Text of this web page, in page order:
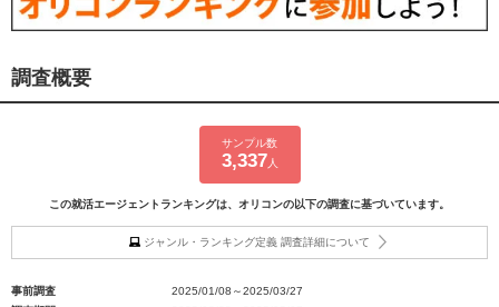
調査概要
サンプル数
3,337 人
この就活エージェントランキングは、オリコンの以下の調査に基づいています。
ジャンル・ランキング定義 調査詳細について
事前調査
2025/01/08～2025/03/27